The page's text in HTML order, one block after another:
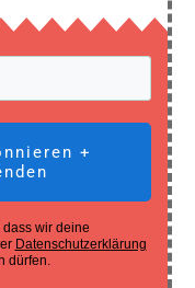
+
dass wir deine
Datenschutzerklärung
dürfen.